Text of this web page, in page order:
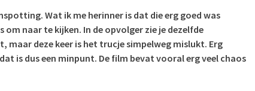
Wat ik me herinner is dat die erg goed was
naar te kijken. In de opvolger zie je dezelfde
maar deze keer is het trucje simpelweg mislukt. Erg
is dus een minpunt. De film bevat vooral erg veel chaos